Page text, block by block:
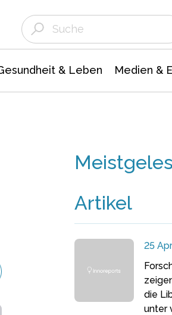
& Leben Medien &
Artikel
25
die
unter